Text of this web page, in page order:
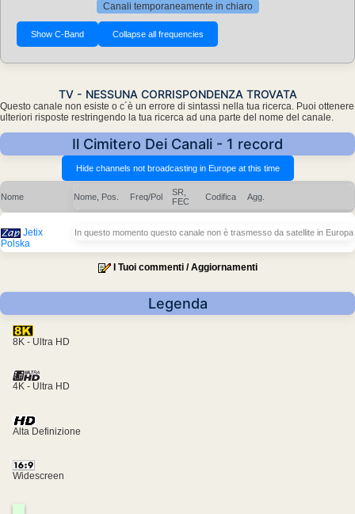
Canali temporaneamente in chiaro
TV - NESSUNA CORRISPONDENZA TROVATA
Questo canale non esiste o c´è un errore di sintassi nella tua ricerca. Puoi ottenere
ulteriori risposte restringendo la tua ricerca ad una parte del nome del canale.
Il Cimitero Dei Canali - 1 record
Nome Nome, Pos. Freq/Pol
SR,
FEC
Codifica Agg.
Jetix
Polska
In questo momento questo canale non è trasmesso da satellite in Europa
I Tuoi commenti / Aggiornamenti
Legenda
8K - Ultra HD
4K - Ultra HD
Alta Definizione
Widescreen